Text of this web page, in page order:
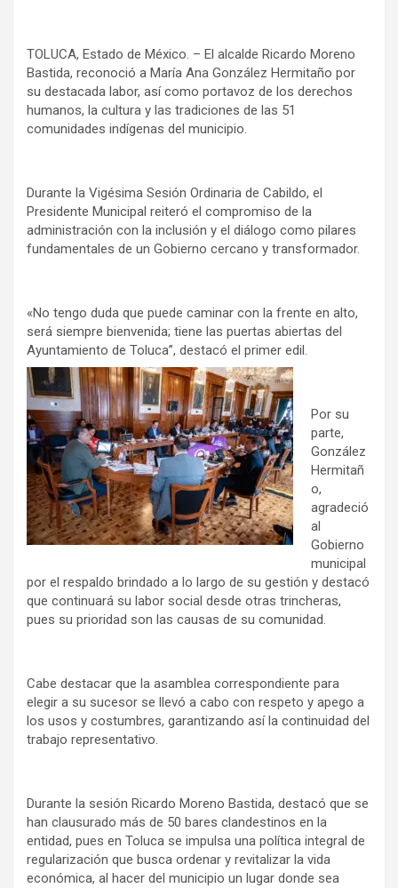
TOLUCA, Estado de México. – El alcalde Ricardo Moreno
Bastida, reconoció a María Ana González Hermitaño por
su destacada labor, así como portavoz de los derechos
humanos, la cultura y las tradiciones de las 51
comunidades indígenas del municipio.
Durante la Vigésima Sesión Ordinaria de Cabildo, el
Presidente Municipal reiteró el compromiso de la
administración con la inclusión y el diálogo como pilares
fundamentales de un Gobierno cercano y transformador.
«No tengo duda que puede caminar con la frente en alto,
será siempre bienvenida; tiene las puertas abiertas del
Ayuntamiento de Toluca”, destacó el primer edil.
Por su
parte,
González
Hermitañ
o,
agradeció
al
Gobierno
municipal
por el respaldo brindado a lo largo de su gestión y destacó
que continuará su labor social desde otras trincheras,
pues su prioridad son las causas de su comunidad.
Cabe destacar que la asamblea correspondiente para
elegir a su sucesor se llevó a cabo con respeto y apego a
los usos y costumbres, garantizando así la continuidad del
trabajo representativo.
Durante la sesión Ricardo Moreno Bastida, destacó que se
han clausurado más de 50 bares clandestinos en la
entidad, pues en Toluca se impulsa una política integral de
regularización que busca ordenar y revitalizar la vida
económica, al hacer del municipio un lugar donde sea